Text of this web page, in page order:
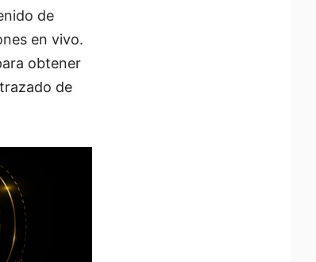
de
en vivo.
obtener
de